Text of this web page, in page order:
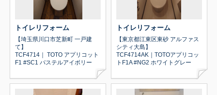
トイレリフォーム
【埼玉県川口市芝新町 一戸建
て】
TCF4714｜ TOTO アプリコット
F1 #SC1 パステルアイボリー
トイレリフォーム
【東京都江東区東砂 アルファス
シティ大島】
TCF4714AK｜TOTOアプリコッ
トF1A #NG2 ホワイトグレー